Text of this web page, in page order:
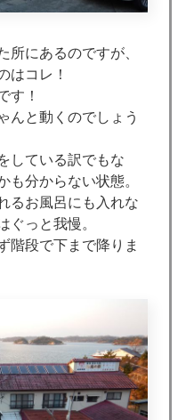
所にあるのですが、
はコレ！
す！
んと動くのでしょう
している訳でもな
も分からない状態。
るお風呂にも入れな
ぐっと我慢。
階段で下まで降りま